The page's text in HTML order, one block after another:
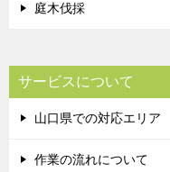
庭木伐採
サービスについて
山口県での対応エリア
作業の流れについて